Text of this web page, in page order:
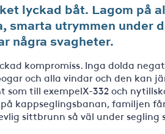
lyckad båt. Lagom på
smarta utrymmen under
några svagheter.
kompromiss. Inga dolda
och alla vindar och den kan
som till exempelX-332 och
kappseglingsbanan, familjen
sittbrunn så väl under segling